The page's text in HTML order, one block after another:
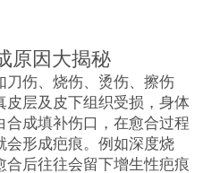
原因大揭秘
刀伤、烧伤、烫伤、擦伤
皮层及皮下组织受损，身体
合成填补伤口，在愈合过程
会形成疤痕。例如深度烧
后往往会留下增生性疤痕